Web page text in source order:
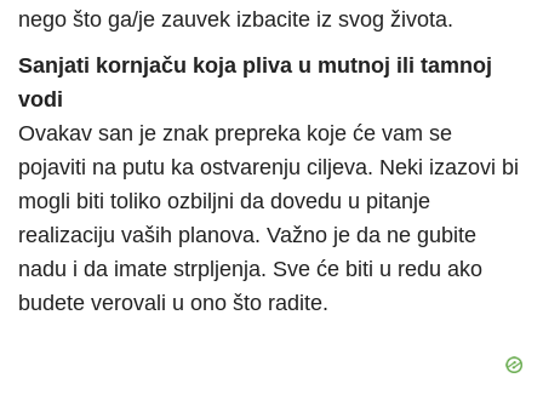
nego što ga/je zauvek izbacite iz svog života.
Sanjati kornjaču koja pliva u mutnoj ili tamnoj
vodi
Ovakav san je znak prepreka koje će vam se
pojaviti na putu ka ostvarenju ciljeva. Neki izazovi bi
mogli biti toliko ozbiljni da dovedu u pitanje
realizaciju vaših planova. Važno je da ne gubite
nadu i da imate strpljenja. Sve će biti u redu ako
budete verovali u ono što radite.